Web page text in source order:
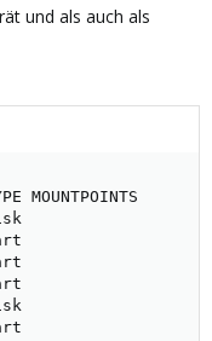
und als auch als
MOUNTPOINTS